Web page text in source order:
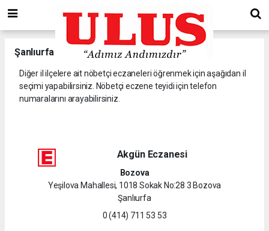
Şanlıurfa il ve ilçelerine ait nöbetçi eczaneler.
Diğer il ilçelere ait nöbetçi eczaneleri öğrenmek için aşağıdan il
seçimi yapabilirsiniz. Nöbetçi eczene teyidi için telefon
numaralarını arayabilirsiniz.
Akgün Eczanesi
Bozova
Yeşilova Mahallesi, 1018 Sokak No:28 3 Bozova
Şanlıurfa
0 (414) 711 53 53